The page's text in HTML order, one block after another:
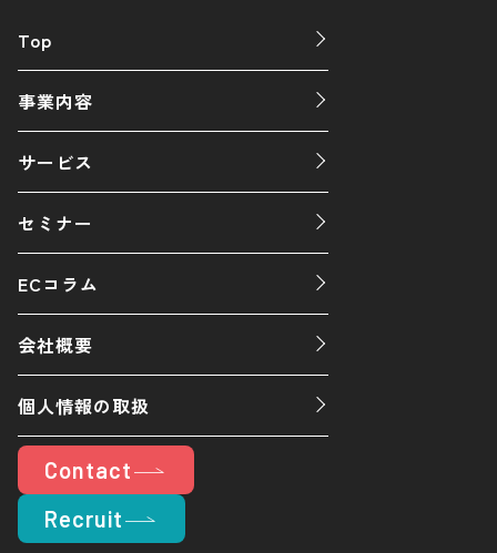
Top
事業内容
サービス
セミナー
ECコラム
会社概要
個人情報の取扱
Contact
Recruit